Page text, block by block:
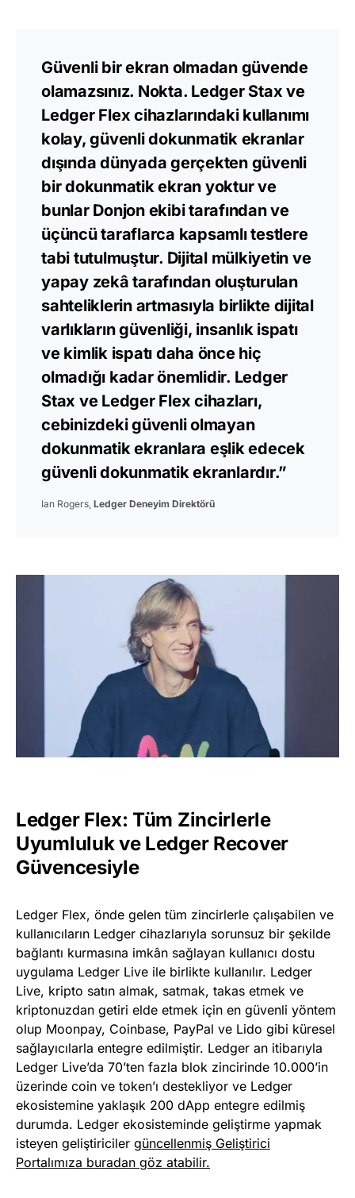
Güvenli bir ekran olmadan güvende
olamazsınız. Nokta. Ledger Stax ve
Ledger Flex cihazlarındaki kullanımı
kolay, güvenli dokunmatik ekranlar
dışında dünyada gerçekten güvenli
bir dokunmatik ekran yoktur ve
bunlar Donjon ekibi tarafından ve
üçüncü taraflarca kapsamlı testlere
tabi tutulmuştur. Dijital mülkiyetin ve
yapay zekâ tarafından oluşturulan
sahteliklerin artmasıyla birlikte dijital
varlıkların güvenliği, insanlık ispatı
ve kimlik ispatı daha önce hiç
olmadığı kadar önemlidir. Ledger
Stax ve Ledger Flex cihazları,
cebinizdeki güvenli olmayan
dokunmatik ekranlara eşlik edecek
güvenli dokunmatik ekranlardır.”
Ian Rogers, Ledger Deneyim Direktörü
Ledger Flex: Tüm Zincirlerle
Uyumluluk ve Ledger Recover
Güvencesiyle
Ledger Flex, önde gelen tüm zincirlerle çalışabilen ve
kullanıcıların Ledger cihazlarıyla sorunsuz bir şekilde
bağlantı kurmasına imkân sağlayan kullanıcı dostu
uygulama Ledger Live ile birlikte kullanılır. Ledger
Live, kripto satın almak, satmak, takas etmek ve
kriptonuzdan getiri elde etmek için en güvenli yöntem
olup Moonpay, Coinbase, PayPal ve Lido gibi küresel
sağlayıcılarla entegre edilmiştir. Ledger an itibarıyla
Ledger Live’da 70’ten fazla blok zincirinde 10.000’in
üzerinde coin ve token’ı destekliyor ve Ledger
ekosistemine yaklaşık 200 dApp entegre edilmiş
durumda. Ledger ekosisteminde geliştirme yapmak
isteyen geliştiriciler güncellenmiş Geliştirici
Portalımıza buradan göz atabilir.